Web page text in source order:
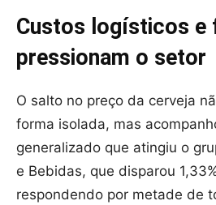
Custos logísticos e
pressionam o setor
O salto no preço da cerveja
forma isolada, mas
generalizado que atingiu o
e Bebidas, que disparou
respondendo por metade de